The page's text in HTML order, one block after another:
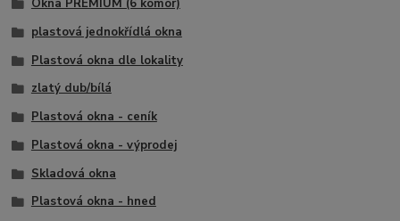
Okna PREMIUM (6 komor)
plastová jednokřídlá okna
Plastová okna dle lokality
zlatý dub/bílá
Plastová okna - ceník
Plastová okna - výprodej
Skladová okna
Plastová okna - hned